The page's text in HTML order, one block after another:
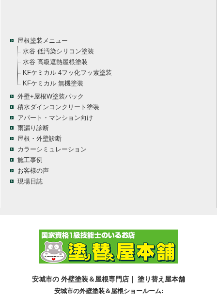
屋根塗装メニュー
水谷 低汚染シリコン塗装
水谷 高級遮熱屋根塗装
KFケミカル 4フッ化フッ素塗装
KFケミカル 無機塗装
外壁+屋根W塗装パック
積水ダインコンクリート塗装
アパート・マンション向け
雨漏り診断
屋根・外壁診断
カラーシミュレーション
施工事例
お客様の声
現場日誌
安城市の 外壁塗装＆屋根専門店｜ 塗り替え屋本舗
安城市の外壁塗装＆屋根ショールーム: